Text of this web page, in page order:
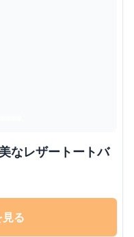
なレザートートバ
る